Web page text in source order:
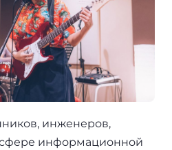
инженеров,
информационной